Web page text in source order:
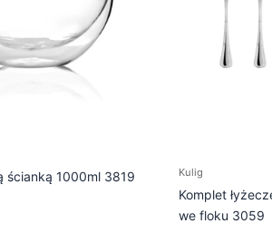
ścianką 1000ml 3819 Kulig
Komplet
we floku 3059